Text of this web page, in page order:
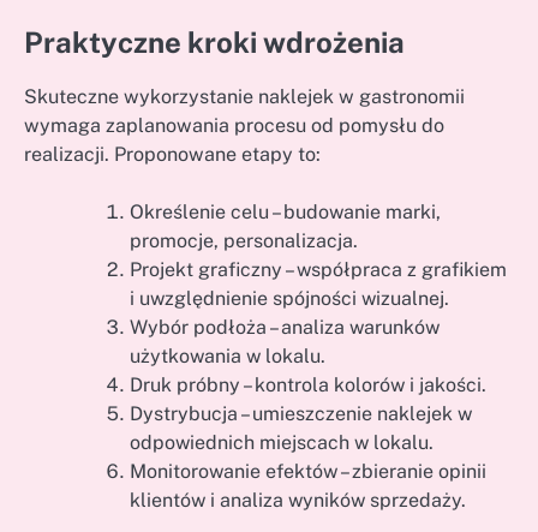
Praktyczne kroki wdrożenia
Skuteczne wykorzystanie naklejek w gastronomii
wymaga zaplanowania procesu od pomysłu do
realizacji. Proponowane etapy to:
Określenie celu – budowanie marki,
promocje, personalizacja.
Projekt graficzny – współpraca z grafikiem
i uwzględnienie spójności wizualnej.
Wybór podłoża – analiza warunków
użytkowania w lokalu.
Druk próbny – kontrola kolorów i jakości.
Dystrybucja – umieszczenie naklejek w
odpowiednich miejscach w lokalu.
Monitorowanie efektów – zbieranie opinii
klientów i analiza wyników sprzedaży.